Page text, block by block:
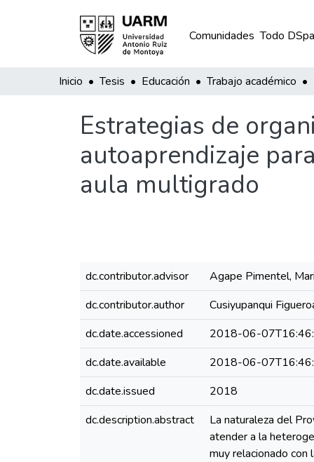
Comunidades Todo
Inicio Tesis Educación Trabajo académico
Estrategias de
autoaprendizaje
aula multigrado
dc.contributor.advisor
Agape Pimentel,
dc.contributor.author
Cusiyupanqui
dc.date.accessioned
2018-06-
dc.date.available
2018-06-
dc.date.issued
2018
dc.description.abstract
La naturaleza del
atender a la
muy relacionado